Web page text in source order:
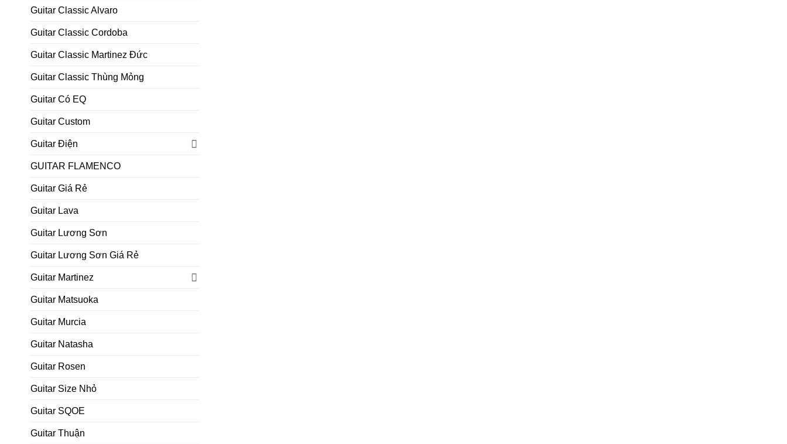
Guitar Classic Alvaro
Guitar Classic Cordoba
Guitar Classic Martinez Đức
Guitar Classic Thùng Mỏng
Guitar Có EQ
Guitar Custom
Guitar Điện
GUITAR FLAMENCO
Guitar Giá Rẻ
Guitar Lava
Guitar Lương Sơn
Guitar Lương Sơn Giá Rẻ
Guitar Martinez
Guitar Matsuoka
Guitar Murcia
Guitar Natasha
Guitar Rosen
Guitar Size Nhỏ
Guitar SQOE
Guitar Thuận